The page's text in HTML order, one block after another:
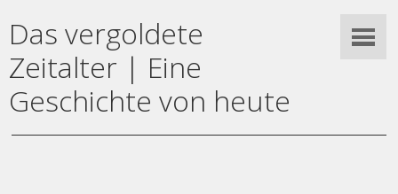
Das vergoldete
Zeitalter | Eine
Geschichte von heute